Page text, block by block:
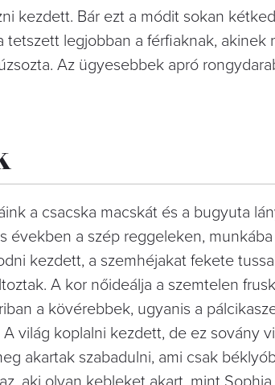
kezdett. Bár ezt a módit sokan
tetszett legjobban a férfiaknak, akinek
Az ügyesebbek apró
a csacska macskát és a bugyuta
években a szép reggeleken,
kezdett, a szemhéjakat fekete
A kor nőideálja a szemtelen
a kövérebbek, ugyanis a
világ koplalni kezdett, de ez sovány
akartak szabadulni, ami csak